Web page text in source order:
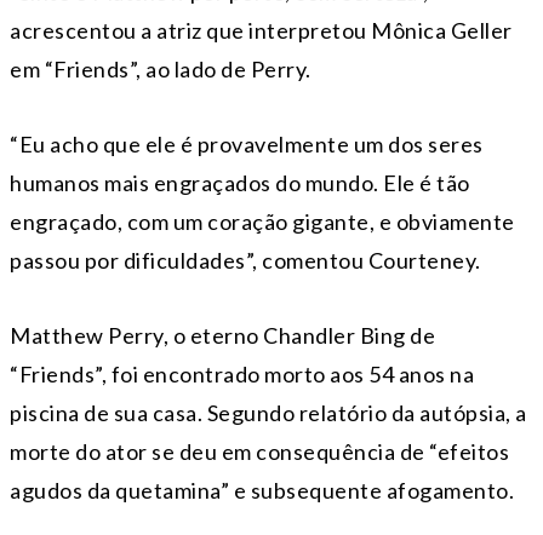
acrescentou a atriz que interpretou Mônica Geller
em “Friends”, ao lado de Perry.
“Eu acho que ele é provavelmente um dos seres
humanos mais engraçados do mundo. Ele é tão
engraçado, com um coração gigante, e obviamente
passou por dificuldades”, comentou Courteney.
Matthew Perry, o eterno Chandler Bing de
“Friends”, foi encontrado morto aos 54 anos na
piscina de sua casa. Segundo relatório da autópsia, a
morte do ator se deu em consequência de “efeitos
agudos da quetamina” e subsequente afogamento.